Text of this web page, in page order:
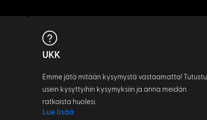
UKK
Emme jätä mitään kysymystä vastaamatta! Tutustu
usein kysyttyihin kysymyksiin ja anna meidän
ratkaista huolesi.
Lue lisää